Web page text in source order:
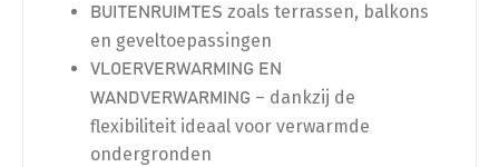
BUITENRUIMTES zoals terrassen, balkons
en geveltoepassingen
VLOERVERWARMING EN
WANDVERWARMING – dankzij de
flexibiliteit ideaal voor verwarmde
ondergronden